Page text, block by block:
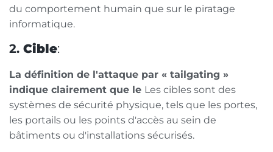
du comportement humain que sur le piratage
informatique.
2. Cible:
La définition de l'attaque par « tailgating »
indique clairement que le Les cibles sont des
systèmes de sécurité physique, tels que les portes,
les portails ou les points d'accès au sein de
bâtiments ou d'installations sécurisés.